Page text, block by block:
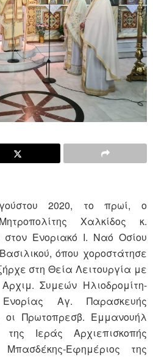
2020, το πρωί, ο
Χαλκίδος κ.
Ενοριακό Ι. Ναό Οσίου
όπου χοροστάτησε
στη Θεία Λειτουργία με
Συμεών Ηλιοδρομίτη-
Αγ. Παρασκευής
οι Πρωτοπρεσβ. Εμμανουήλ
Ιεράς Αρχιεπισκοπής
Εφημέριος της